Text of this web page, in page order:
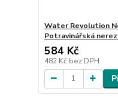
Water Revolution
Potravinářská
584 Kč
482 Kč bez DPH